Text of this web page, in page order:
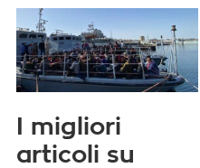
I migliori
articoli su